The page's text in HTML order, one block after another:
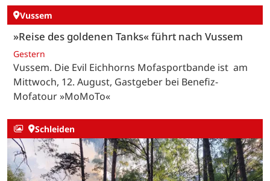
Vussem
»Reise des goldenen Tanks« führt nach Vussem
Gestern
Vussem. Die Evil Eichhorns Mofasportbande ist am
Mittwoch, 12. August, Gastgeber bei Benefiz-
Mofatour »MoMoTo«
Schleiden